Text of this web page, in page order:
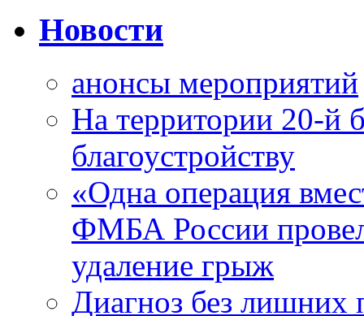
Новости
анонсы мероприятий
На территории 20-й
благоустройству
«Одна операция
ФМБА России
удаление грыж
Диагноз без лишних